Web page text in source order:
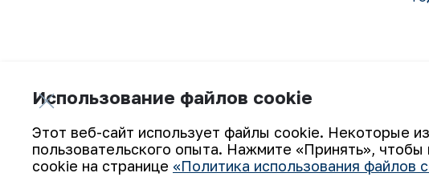
Подпишитесь на обновления:
Использование файлов cookie
Этот веб-сайт использует файлы cookie. Некоторые
пользовательского опыта. Нажмите «Принять»,
cookie на странице «Политика использования файлов